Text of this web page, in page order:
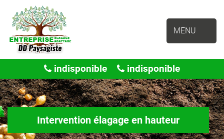
MENU
indisponible indisponible
Intervention élagage en hauteur